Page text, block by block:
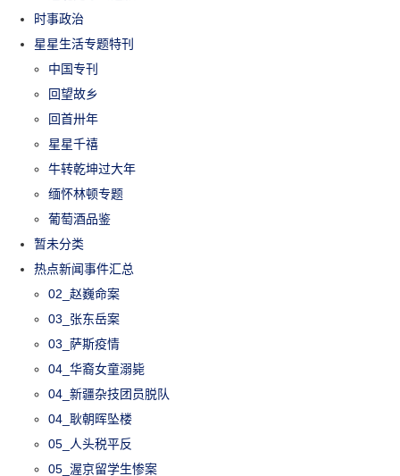
时事政治
星星生活专题特刊
中国专刊
回望故乡
回首卅年
星星千禧
牛转乾坤过大年
缅怀林顿专题
葡萄酒品鉴
暂未分类
热点新闻事件汇总
02_赵巍命案
03_张东岳案
03_萨斯疫情
04_华裔女童溺毙
04_新疆杂技团员脱队
04_耿朝晖坠楼
05_人头税平反
05_渥京留学生惨案